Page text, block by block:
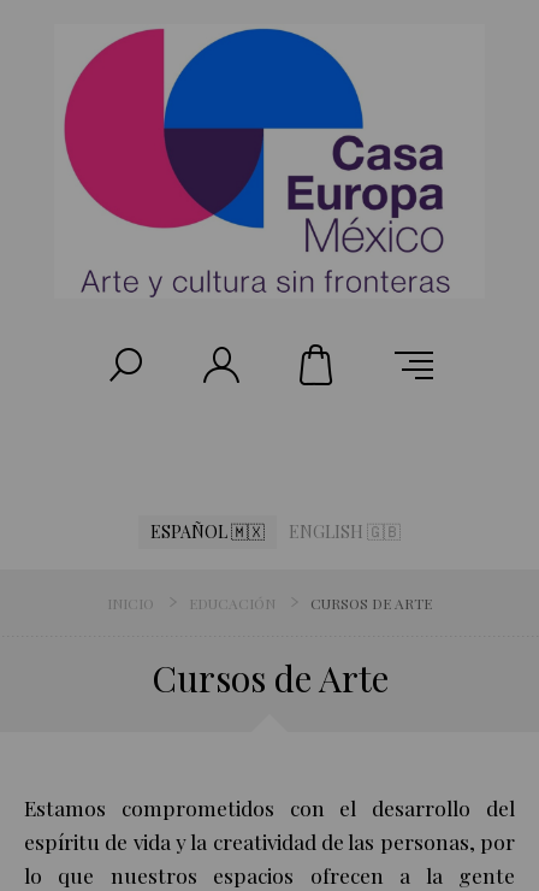
ESPAÑOL 🇲🇽 ENGLISH 🇬🇧
INICIO EDUCACIÓN CURSOS DE ARTE
Cursos de Arte
Estamos comprometidos con el desarrollo del
espíritu de vida y la creatividad de las personas, por
lo que nuestros espacios ofrecen a la gente